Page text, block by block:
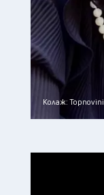
Колаж: Topnovini